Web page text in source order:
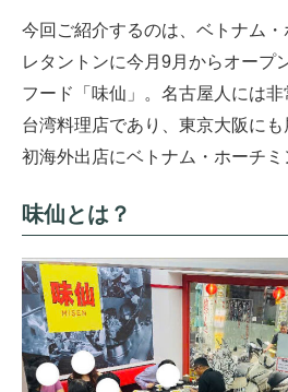
今回ご紹介するのは、ベトナム
レタントンに今月9月からオープ
フード「味仙」。名古屋人には
台湾料理店であり、東京大阪に
初海外出店にベトナム・ホーチミ
味仙とは？